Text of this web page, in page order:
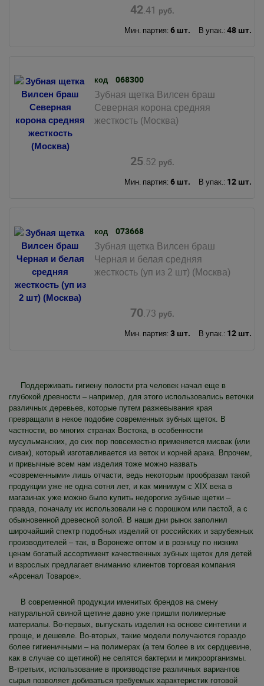
42.41 руб.
Мин. партия: 6 шт. В упак.: 48 шт.
код 068300
Зубная щетка Вилсен браш
Северная корона средняя
жесткость (Москва)
25.52 руб.
Мин. партия: 6 шт. В упак.: 12 шт.
код 073668
Зубная щетка Вилсен браш
Черная и белая средняя
жесткость (уп из 2 шт) (Москва)
70.73 руб.
Мин. партия: 3 шт. В упак.: 12 шт.
Поддерживать гигиену полости рта человек начал еще в
глубокой древности – например, для этого использовались веточки
различных деревьев, которые путем разжевывания края
превращали в некое подобие современных зубных щеток. В
частности, во многих странах Востока, в особенности
мусульманских, до сих пор повсеместно применяется мисвак (или
сивак), который изготавливается из веток и корней арака. Впрочем,
и привычные всем нам изделия тоже можно назвать
«современными» лишь отчасти, ведь некоторым прообразам такой
продукции уже не одна сотня лет, и как минимум с XIX века в
магазинах уже можно было купить недорогие зубные щетки –
правда, поначалу их использовали не с порошком или пастой, а с
обыкновенной древесной золой. В наши дни рынок заполнил
широчайший спектр подобных изделий от российских и зарубежных
производителей – так, в Воронеже оптом и в розницу по низким
ценам богатый ассортимент качественных зубных щеток для детей
и взрослых предлагает вниманию клиентов торговая компания
«Арсенал Товаров».
В современной продукции именитых брендов на смену
натуральной свиной щетине давно уже пришли полимерные
материалы. Во-первых, выпускать изделия на основе синтетики и
проще, и дешевле. Во-вторых, такие модели получаются гораздо
более гигиеничными – на полимерах (а тем более в их сердцевине,
как в случае со щетиной) не селятся бактерии и микроорганизмы.
В-третьих, использование в производстве различных вариантов
сырья позволяет добиваться требуемых характеристик готовой